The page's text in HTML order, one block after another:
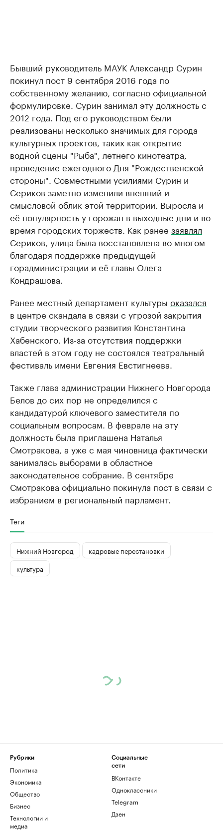
Бывший руководитель МАУК Александр Сурин
покинул пост 9 сентября 2016 года по
собственному желанию, согласно официальной
формулировке. Сурин занимал эту должность с
2012 года. Под его руководством были
реализованы несколько значимых для города
культурных проектов, таких как открытие
водной сцены "Рыба", летнего кинотеатра,
проведение ежегодного Дня "Рождественской
стороны". Совместными усилиями Сурин и
Сериков заметно изменили внешний и
смысловой облик этой территории. Выросла и
её популярность у горожан в выходные дни и во
время городских торжеств. Как ранее заявлял
Сериков, улица была восстановлена во многом
благодаря поддержке предыдущей
горадминистрации и её главы Олега
Кондрашова.
Ранее местный департамент культуры оказался
в центре скандала в связи с угрозой закрытия
студии творческого развития Константина
Хабенского. Из-за отсутствия поддержки
властей в этом году не состоялся театральный
фестиваль имени Евгения Евстигнеева.
Также глава администрации Нижнего Новгорода
Белов до сих пор не определился с
кандидатурой ключевого заместителя по
социальным вопросам. В феврале на эту
должность была приглашена Наталья
Смотракова, а уже с мая чиновница фактически
занималась выборами в областное
законодательное собрание. В сентябре
Смотракова официально покинула пост в связи с
избранием в региональный парламент.
Теги
Нижний Новгород
кадровые перестановки
культура
Рубрики
Политика
Экономика
Общество
Бизнес
Технологии и
медиа
Социальные
сети
ВКонтакте
Одноклассники
Telegram
Дзен